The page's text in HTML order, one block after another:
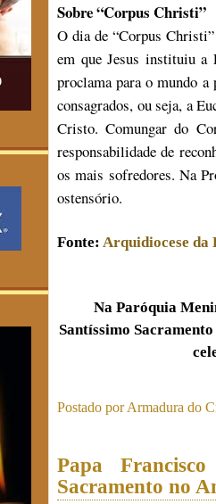
Sobre “Corpus Christi”
O dia de “Corpus
em que Jesus instituiu
proclama para o mundo
consagrados, ou seja, a
Cristo. Comungar do
responsabilidade de
os mais sofredores. Na
ostensório.
Fonte: Arquidiocese da
Na Paróquia
Santíssimo
Postado porArmadura do
Papa
Sacramento no